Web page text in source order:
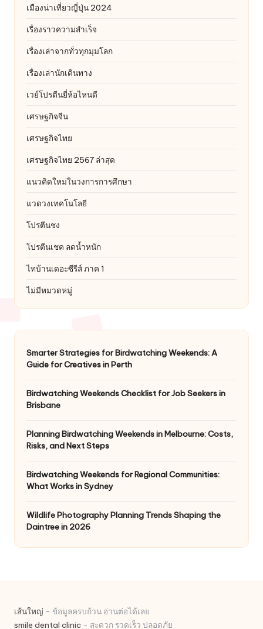
เมืองน่าเที่ยวญี่ปุ่น 2024
เรื่องราวความสำเร็จ
เรื่องเล่าจากทั่วทุกมุมโลก
เรื่องเล่านักเดินทาง
เวย์โปรตีนยี่ห้อไหนดี
เศรษฐกิจจีน
เศรษฐกิจไทย
เศรษฐกิจไทย 2567 ล่าสุด
แนวคิดใหม่ในวงการการศึกษา
แวดวงเทคโนโลยี
โปรตีนชง
โปรตีนเชค ลดน้ำหนัก
ไทบ้านเดอะซีรีส์ ภาค 1
ไม่มีหมวดหมู่
Smarter Strategies for Birdwatching Weekends: A
Guide for Creatives in Perth
Birdwatching Weekends Checklist for Job Seekers in
Brisbane
Planning Birdwatching Weekends in Melbourne: Costs,
Risks, and Next Steps
Birdwatching Weekends for Regional Communities:
What Works in Sydney
Wildlife Photography Planning Trends Shaping the
Daintree in 2026
เส้นใหญ่ - ข้อมูลครบถ้วน อ่านต่อได้เลย
smile dental clinic - สะดวก รวดเร็ว ปลอดภัย